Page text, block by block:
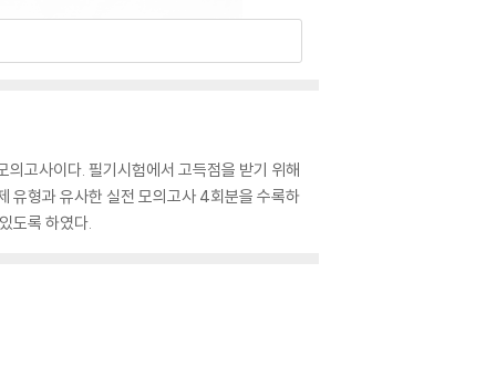
고사이다. 필기시험에서 고득점을 받기 위해
유형과 유사한 실전 모의고사 4회분을 수록하
도록 하였다.